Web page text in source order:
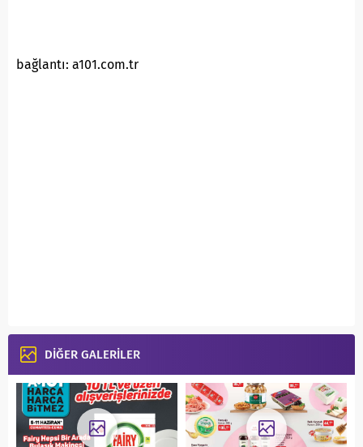
bağlantı: a101.com.tr
DİĞER GALERİLER